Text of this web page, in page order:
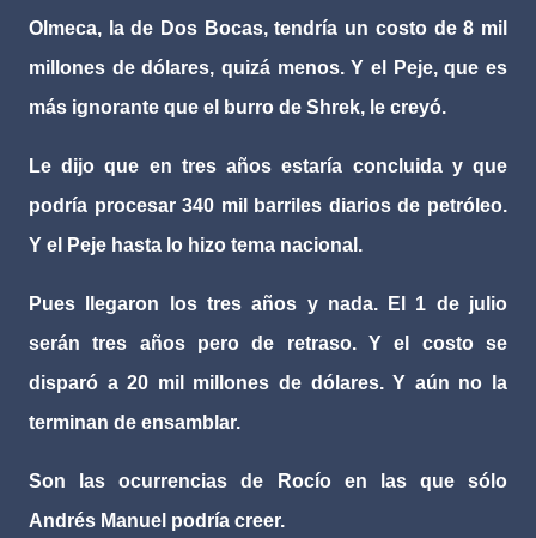
Olmeca, la de Dos Bocas, tendría un costo de 8 mil
millones de dólares, quizá menos. Y el Peje, que es
más ignorante que el burro de Shrek, le creyó.
Le dijo que en tres años estaría concluida y que
podría procesar 340 mil barriles diarios de petróleo.
Y el Peje hasta lo hizo tema nacional.
Pues llegaron los tres años y nada. El 1 de julio
serán tres años pero de retraso. Y el costo se
disparó a 20 mil millones de dólares. Y aún no la
terminan de ensamblar.
Son las ocurrencias de Rocío en las que sólo
Andrés Manuel podría creer.